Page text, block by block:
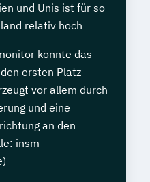
und Unis ist für so
relativ hoch
konnte das
ersten Platz
vor allem durch
und eine
an den
insm-